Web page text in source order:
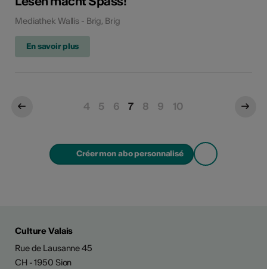
Mediathek Wallis - Brig, Brig
En savoir plus
4 5 6 7 8 9 10
Créer mon abo personnalisé
Culture Valais
Rue de Lausanne 45
CH - 1950 Sion